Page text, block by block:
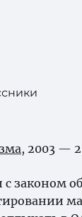
, 2003 —
с законом об